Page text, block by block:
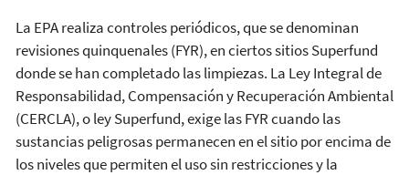
La EPA realiza controles periódicos, que se denominan
revisiones quinquenales (FYR), en ciertos sitios Superfund
donde se han completado las limpiezas. La Ley Integral de
Responsabilidad, Compensación y Recuperación Ambiental
(CERCLA), o ley Superfund, exige las FYR cuando las
sustancias peligrosas permanecen en el sitio por encima de
los niveles que permiten el uso sin restricciones y la